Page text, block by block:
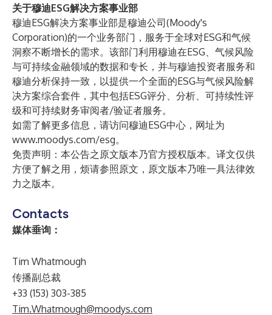
关于穆迪ESG解决方案事业部
穆迪ESG解决方案事业部是穆迪公司(Moody's
Corporation)的一个业务部门，服务于全球对ESG和气候
洞察不断增长的需求。该部门利用穆迪在ESG、气候风险
与可持续金融领域的数据和专长，并与穆迪投资者服务和
穆迪分析保持一致，以提供一个全面的ESG与气候风险解
决方案综合套件，其中包括ESG评分、分析、可持续性评
级和可持续财务审阅者/验证者服务。
如需了解更多信息，请访问穆迪ESG中心，网址为
www.moodys.com/esg。
免责声明：本公告之原文版本乃官方授权版本。译文仅供
方便了解之用，烦请参照原文，原文版本乃唯一具法律效
力之版本。
Contacts
媒体垂询：
Tim Whatmough
传播副总裁
+33 (153) 303-385
Tim.Whatmough@moodys.com